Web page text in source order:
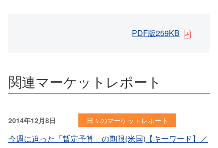
PDF版259KB
関連マーケットレポート
2014年12月8日 日々のマーケットレポート
今週に迫った「暫定予算」の期限(米国)【キーワード】／